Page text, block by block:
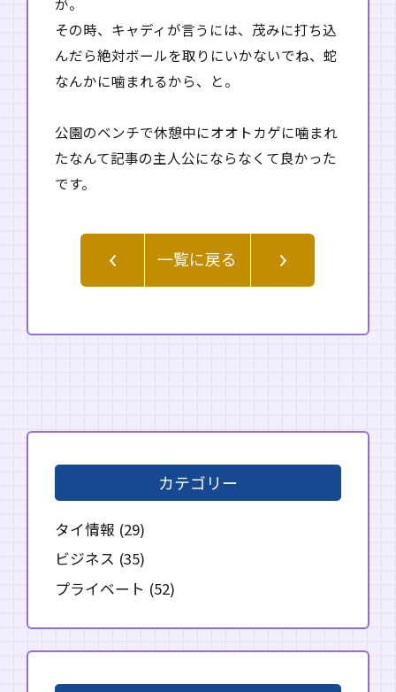
その時、キャディが言うには、茂みに打ち込
んだら絶対ボールを取りにいかないでね、蛇
なんかに噛まれるから、と。
公園のベンチで休憩中にオオトカゲに噛まれ
たなんて記事の主人公にならなくて良かった
です。
一覧に戻る
カテゴリー
タイ情報 (29)
ビジネス (35)
プライベート (52)